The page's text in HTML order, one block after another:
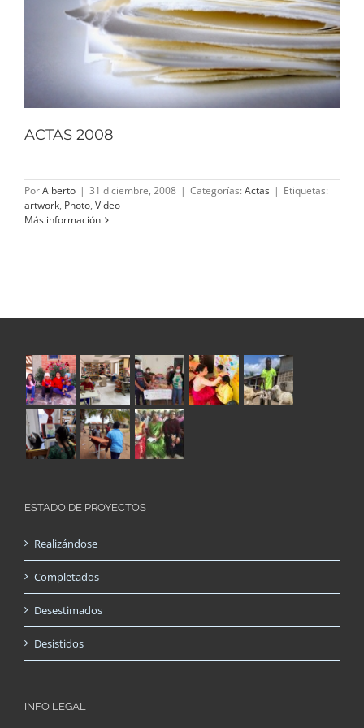
ACTAS 2008
PorAlberto | 31 diciembre, 2008 | Categorías: Actas | Etiquetas:
artwork, Photo, Video
Más información
ESTADO DE PROYECTOS
Realizándose
Completados
Desestimados
Desistidos
INFO LEGAL